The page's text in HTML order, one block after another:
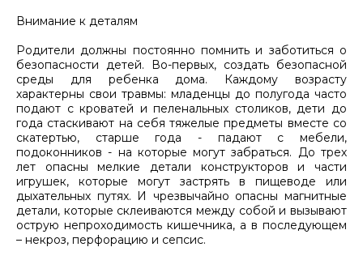
Внимание к деталям
Родители должны постоянно помнить и заботиться о
безопасности детей. Во-первых, создать безопасной
среды для ребенка дома. Каждому возрасту
характерны свои травмы: младенцы до полугода часто
подают с кроватей и пеленальных столиков, дети до
года стаскивают на себя тяжелые предметы вместе со
скатертью, старше года - падают с мебели,
подоконников - на которые могут забраться. До трех
лет опасны мелкие детали конструкторов и части
игрушек, которые могут застрять в пищеводе или
дыхательных путях. И чрезвычайно опасны магнитные
детали, которые склеиваются между собой и вызывают
острую непроходимость кишечника, а в последующем
– некроз, перфорацию и сепсис.